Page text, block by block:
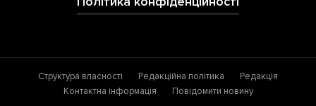
Структура власності Редакційна політика
Редакція
Контактна інформація
Повідомити новину